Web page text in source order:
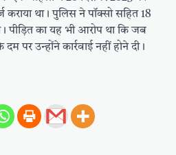
कराया था। पुलिस ने पॉक्सो सहित 18
पीड़ित का यह भी आरोप था कि जब
पर उन्होंने कार्रवाई नहीं होने दी।